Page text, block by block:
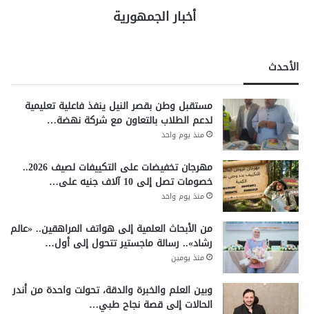
أخبار الجمهورية
الأحدث
مستقبل وطن بقصر النيل ينفذ فاعلية تعليمية
لدعم الطلاب بالتعاون مع شركة نهضة…
منذ يوم واحد
مهرجان تخفيضات على التكييفات لصيف 2026..
خصومات تصل إلى 10 آلاف جنيه على…
منذ يوم واحد
من الأبحاث العلمية إلى هواتف المراهقين.. «عالم
رشاد».. رسالة ماجستير تتحول إلى أول…
منذ يومين
وبين العلم والخبرة والدقة، تحولت واحدة من أندر
الحالات إلى قصة نجاح طبي…